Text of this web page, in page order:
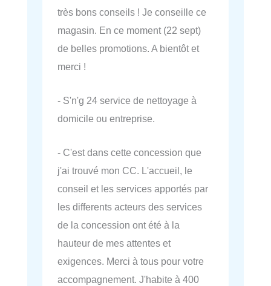
très bons conseils ! Je conseille ce
magasin. En ce moment (22 sept)
de belles promotions. A bientôt et
merci !
- S'n'g 24 service de nettoyage à
domicile ou entreprise.
- C'est dans cette concession que
j'ai trouvé mon CC. L'accueil, le
conseil et les services apportés par
les differents acteurs des services
de la concession ont été à la
hauteur de mes attentes et
exigences. Merci à tous pour votre
accompagnement. J'habite à 400